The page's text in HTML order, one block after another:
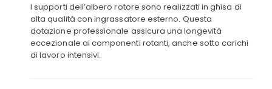
I supporti dell’albero rotore sono realizzati in ghisa di
alta qualità con ingrassatore esterno. Questa
dotazione professionale assicura una longevità
eccezionale ai componenti rotanti, anche sotto carichi
di lavoro intensivi.